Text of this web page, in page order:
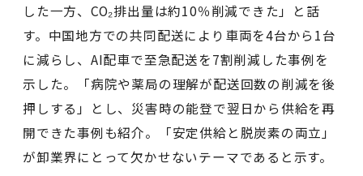
した一方、CO₂排出量は約10％削減できた」と話
す。中国地方での共同配送により車両を4台から1台
に減らし、AI配車で至急配送を7割削減した事例を
示した。「病院や薬局の理解が配送回数の削減を後
押しする」とし、災害時の能登で翌日から供給を再
開できた事例も紹介。「安定供給と脱炭素の両立」
が卸業界にとって欠かせないテーマであると示す。